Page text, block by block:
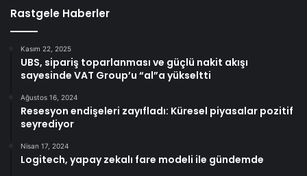
Rastgele Haberler
Kasım 22, 2025
UBS, sipariş toparlanması ve güçlü nakit akışı
sayesinde VAT Group’u “al”a yükseltti
Ağustos 16, 2024
Resesyon endişeleri zayıfladı: Küresel piyasalar pozitif
seyrediyor
Nisan 17, 2024
Logitech, yapay zekalı fare modeli ile gündemde